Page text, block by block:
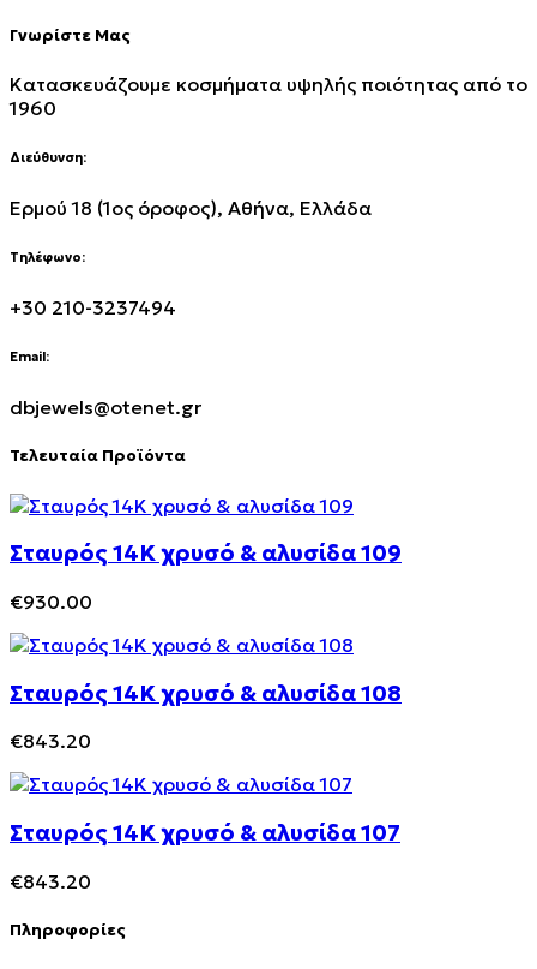
Γνωρίστε Μας
Κατασκευάζουμε κοσμήματα υψηλής ποιότητας από το
1960
Διεύθυνση:
Ερμού 18 (1ος όροφος), Αθήνα, Ελλάδα
Τηλέφωνο:
+30 210-3237494
Email:
dbjewels@otenet.gr
Τελευταία Προϊόντα
Σταυρός 14Κ χρυσό & αλυσίδα 109
€930.00
Σταυρός 14Κ χρυσό & αλυσίδα 108
€843.20
Σταυρός 14Κ χρυσό & αλυσίδα 107
€843.20
Πληροφορίες